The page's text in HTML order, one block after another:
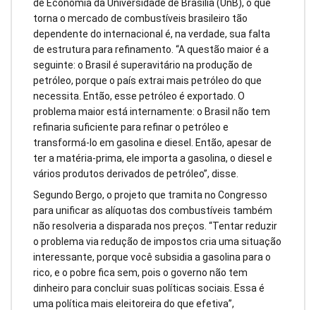
de Economia da Universidade de Brasília (UnB), o que
torna o mercado de combustíveis brasileiro tão
dependente do internacional é, na verdade, sua falta
de estrutura para refinamento. “A questão maior é a
seguinte: o Brasil é superavitário na produção de
petróleo, porque o país extrai mais petróleo do que
necessita. Então, esse petróleo é exportado. O
problema maior está internamente: o Brasil não tem
refinaria suficiente para refinar o petróleo e
transformá-lo em gasolina e diesel. Então, apesar de
ter a matéria-prima, ele importa a gasolina, o diesel e
vários produtos derivados de petróleo”, disse.
Segundo Bergo, o projeto que tramita no Congresso
para unificar as alíquotas dos combustíveis também
não resolveria a disparada nos preços. “Tentar reduzir
o problema via redução de impostos cria uma situação
interessante, porque você subsidia a gasolina para o
rico, e o pobre fica sem, pois o governo não tem
dinheiro para concluir suas políticas sociais. Essa é
uma política mais eleitoreira do que efetiva”,